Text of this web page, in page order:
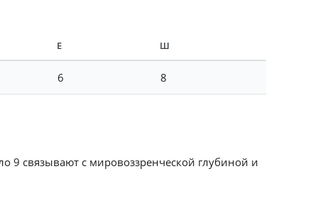
Е Ш
6 8
9 связывают с мировоззренческой глубиной и